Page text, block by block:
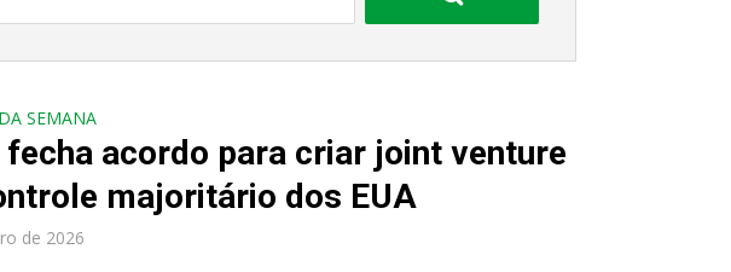
SEMANA
acordo para criar joint venture
majoritário dos EUA
de 2026